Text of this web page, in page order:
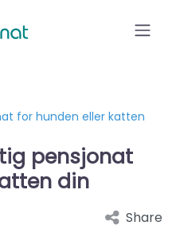
for hunden eller katten
pensjonat
din
Share